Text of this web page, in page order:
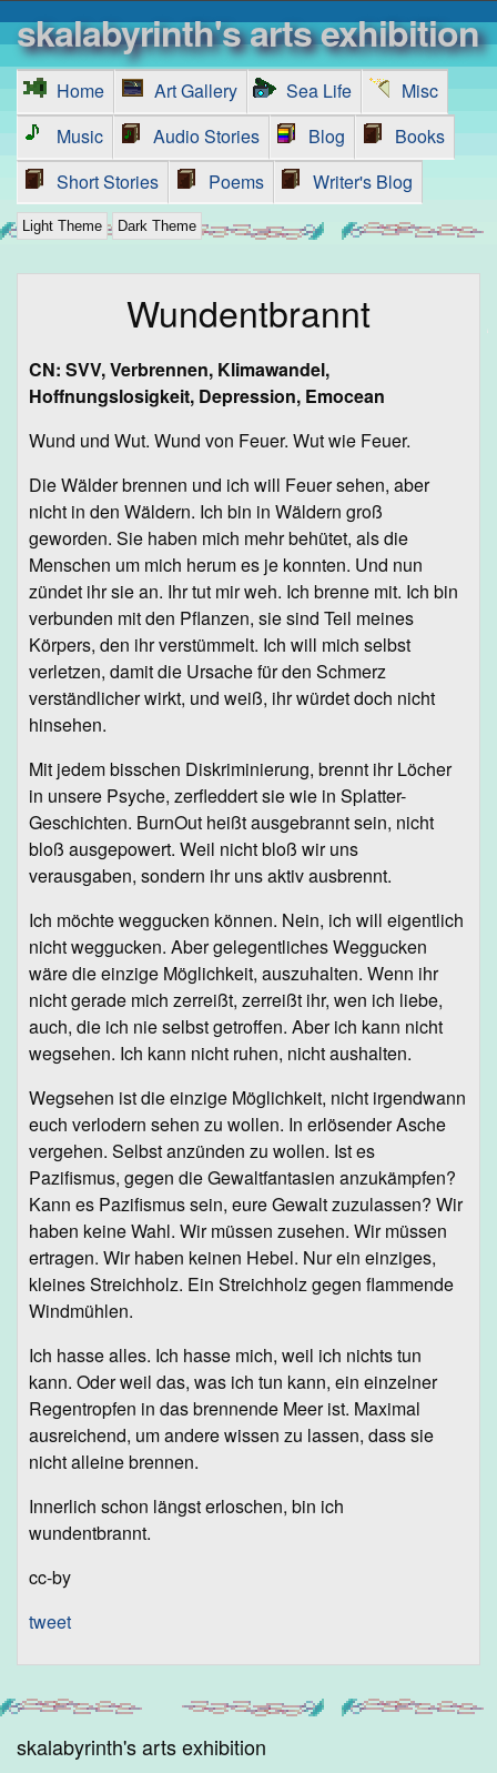
skalabyrinth's arts exhibition
Home Art Gallery Sea Life
Misc
Music
Audio Stories Blog
Books
Short Stories
Poems Writer's Blog
Light Theme Dark Theme
Wundentbrannt
CN: SVV, Verbrennen, Klimawandel,
Hoffnungslosigkeit, Depression, Emocean
Wund und Wut. Wund von Feuer. Wut wie Feuer.
Die Wälder brennen und ich will Feuer sehen, aber
nicht in den Wäldern. Ich bin in Wäldern groß
geworden. Sie haben mich mehr behütet, als die
Menschen um mich herum es je konnten. Und nun
zündet ihr sie an. Ihr tut mir weh. Ich brenne mit. Ich bin
verbunden mit den Pflanzen, sie sind Teil meines
Körpers, den ihr verstümmelt. Ich will mich selbst
verletzen, damit die Ursache für den Schmerz
verständlicher wirkt, und weiß, ihr würdet doch nicht
hinsehen.
Mit jedem bisschen Diskriminierung, brennt ihr Löcher
in unsere Psyche, zerfleddert sie wie in Splatter-
Geschichten. BurnOut heißt ausgebrannt sein, nicht
bloß ausgepowert. Weil nicht bloß wir uns
verausgaben, sondern ihr uns aktiv ausbrennt.
Ich möchte weggucken können. Nein, ich will eigentlich
nicht weggucken. Aber gelegentliches Weggucken
wäre die einzige Möglichkeit, auszuhalten. Wenn ihr
nicht gerade mich zerreißt, zerreißt ihr, wen ich liebe,
auch, die ich nie selbst getroffen. Aber ich kann nicht
wegsehen. Ich kann nicht ruhen, nicht aushalten.
Wegsehen ist die einzige Möglichkeit, nicht irgendwann
euch verlodern sehen zu wollen. In erlösender Asche
vergehen. Selbst anzünden zu wollen. Ist es
Pazifismus, gegen die Gewaltfantasien anzukämpfen?
Kann es Pazifismus sein, eure Gewalt zuzulassen? Wir
haben keine Wahl. Wir müssen zusehen. Wir müssen
ertragen. Wir haben keinen Hebel. Nur ein einziges,
kleines Streichholz. Ein Streichholz gegen flammende
Windmühlen.
Ich hasse alles. Ich hasse mich, weil ich nichts tun
kann. Oder weil das, was ich tun kann, ein einzelner
Regentropfen in das brennende Meer ist. Maximal
ausreichend, um andere wissen zu lassen, dass sie
nicht alleine brennen.
Innerlich schon längst erloschen, bin ich
wundentbrannt.
cc-by
tweet
skalabyrinth's arts exhibition